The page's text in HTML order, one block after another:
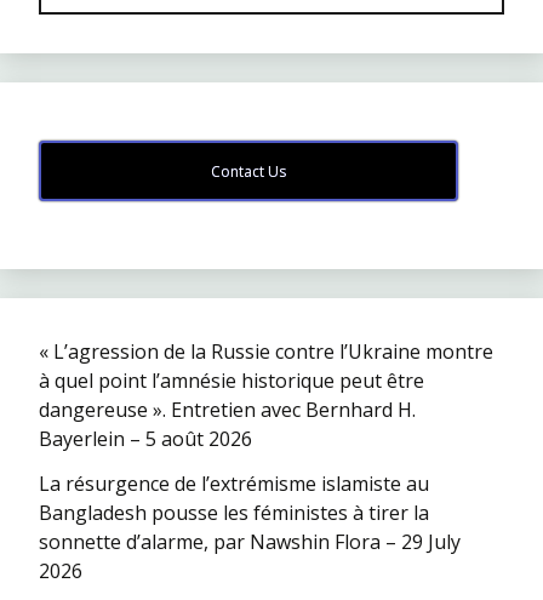
Contact Us
« L’agression de la Russie contre l’Ukraine montre
à quel point l’amnésie historique peut être
dangereuse ». Entretien avec Bernhard H.
Bayerlein – 5 août 2026
La résurgence de l’extrémisme islamiste au
Bangladesh pousse les féministes à tirer la
sonnette d’alarme, par Nawshin Flora – 29 July
2026